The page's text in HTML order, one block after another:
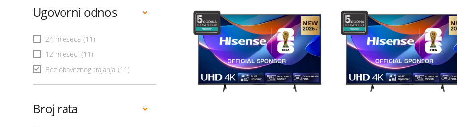
Ugovorni odnos
24 mjeseca (11)
12 mjeseci (11)
Bez obaveznog trajanja (11)
Broj rata